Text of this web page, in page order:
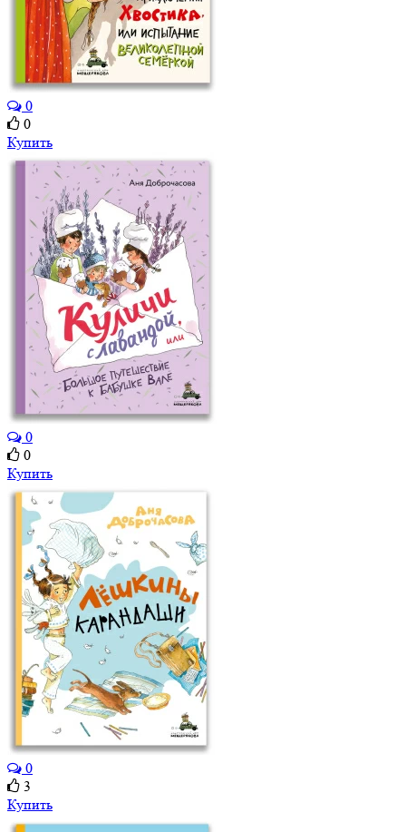
0
0
Купить
0
0
Купить
0
3
Купить